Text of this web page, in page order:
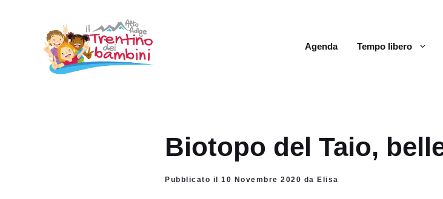
contenuto
Agenda Tempo libero
Biotopo del Taio,
Pubblicato il 10 Novembre 2020 da Elisa